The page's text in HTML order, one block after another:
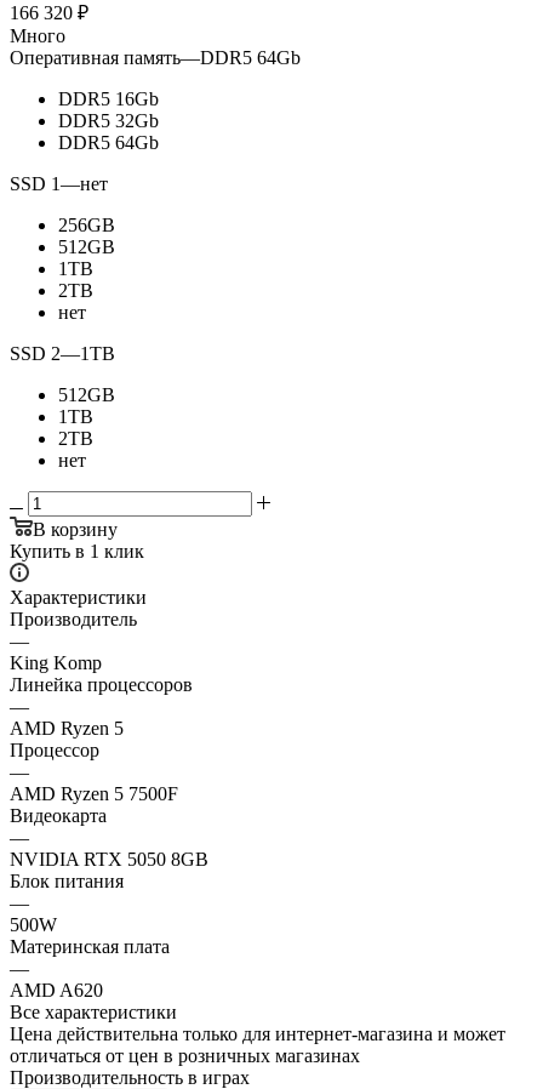
166 320 ₽
Много
Оперативная память—DDR5 64Gb
DDR5 16Gb
DDR5 32Gb
DDR5 64Gb
SSD 1—нет
256GB
512GB
1TB
2TB
нет
SSD 2—1TB
512GB
1TB
2TB
нет
В корзину
Купить в 1 клик
Характеристики
Производитель
—
King Komp
Линейка процессоров
—
AMD Ryzen 5
Процессор
—
AMD Ryzen 5 7500F
Видеокарта
—
NVIDIA RTX 5050 8GB
Блок питания
—
500W
Материнская плата
—
AMD A620
Все характеристики
Цена действительна только для интернет-магазина и может
отличаться от цен в розничных магазинах
Производительность в играх